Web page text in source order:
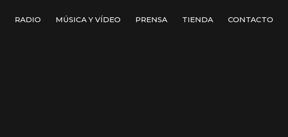
RADIO MÚSICA Y VÍDEO PRENSA TIENDA CONTACTO